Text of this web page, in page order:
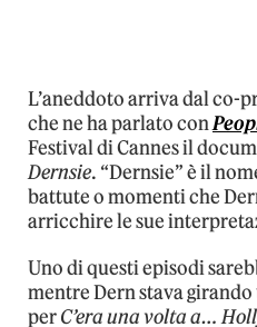
L’aneddoto arriva dal co-
che ne ha parlato con
Festival di Cannes il
Dernsie. “Dernsie” è il
battute o momenti che
arricchire le sue
Uno di questi episodi
mentre Dern stava
perC’era una volta a…